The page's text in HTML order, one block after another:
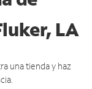
LA
una tienda y haz